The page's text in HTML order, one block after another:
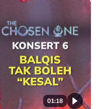
01:18